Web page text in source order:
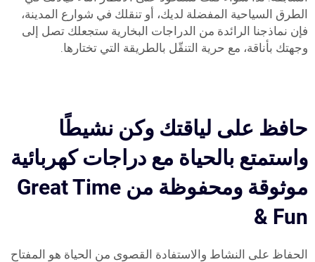
الطرق السياحية المفضلة لديك، أو تنقلك في شوارع المدينة،
فإن نماذجنا الرائدة من الدراجات البخارية ستجعلك تصل إلى
وجهتك بأناقة، مع حرية التنقّل بالطريقة التي تختارها.
حافظ على لياقتك وكن نشيطًا
واستمتع بالحياة مع دراجات كهربائية
موثوقة ومحفوظة من Great Time
& Fun
الحفاظ على النشاط والاستفادة القصوى من الحياة هو المفتاح